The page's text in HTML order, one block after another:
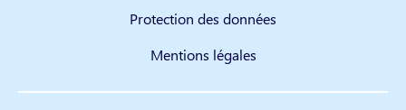
Protection des données
Mentions légales